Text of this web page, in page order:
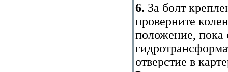
6. За болт
проверните
положение, пока
отверстие в